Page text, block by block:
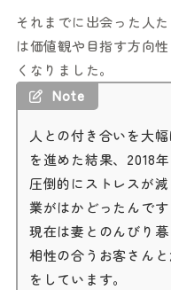
それまでに出会った人
は価値観や目指す方向
くなりました。
Note
人との付き合いを大
を進めた結果、2018
圧倒的にストレスが
業がはかどったんです
現在は妻とのんびり
相性の合うお客さん
をしています。